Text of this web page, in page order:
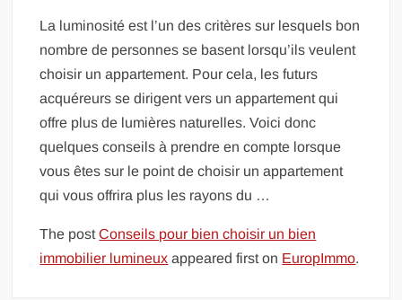
La luminosité est l’un des critères sur lesquels bon
nombre de personnes se basent lorsqu’ils veulent
choisir un appartement. Pour cela, les futurs
acquéreurs se dirigent vers un appartement qui
offre plus de lumières naturelles. Voici donc
quelques conseils à prendre en compte lorsque
vous êtes sur le point de choisir un appartement
qui vous offrira plus les rayons du …
The postConseils pour bien choisir un bien
immobilier lumineux appeared first on EuropImmo.